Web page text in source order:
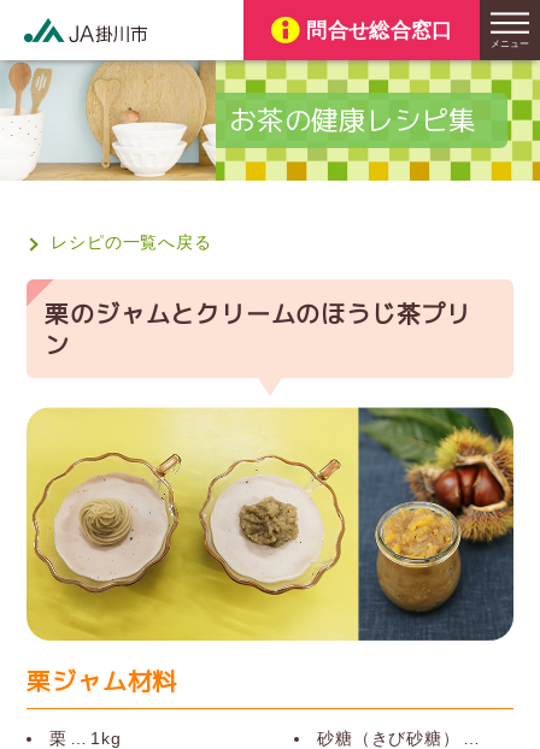
お茶の健康レシピ集
レシピの一覧へ戻る
栗のジャムとクリームのほうじ茶プリ
ン
栗ジャム材料
栗 1kg 砂糖（きび砂糖）